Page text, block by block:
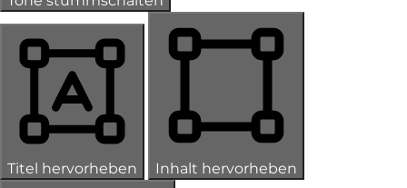
Titel hervorheben Inhalt hervorheben